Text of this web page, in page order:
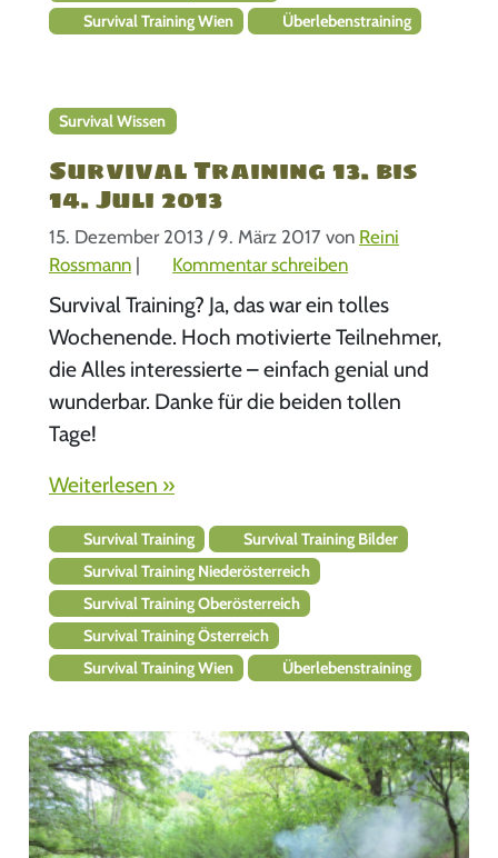
Survival Training Wien
Überlebenstraining
Survival Wissen
Survival Training 13. bis
14. Juli 2013
15. Dezember 2013 / 9. März 2017 von Reini
Rossmann | Kommentar schreiben
Survival Training? Ja, das war ein tolles
Wochenende. Hoch motivierte Teilnehmer,
die Alles interessierte – einfach genial und
wunderbar. Danke für die beiden tollen
Tage!
Weiterlesen »
Survival Training
Survival Training Bilder
Survival Training Niederösterreich
Survival Training Oberösterreich
Survival Training Österreich
Survival Training Wien
Überlebenstraining